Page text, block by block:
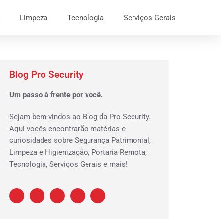
Limpeza Tecnologia Serviços Gerais
Blog Pro Security
Um passo à frente por você.
Sejam bem-vindos ao Blog da Pro Security.
Aqui vocês encontrarão matérias e
curiosidades sobre Segurança Patrimonial,
Limpeza e Higienização, Portaria Remota,
Tecnologia, Serviços Gerais e mais!